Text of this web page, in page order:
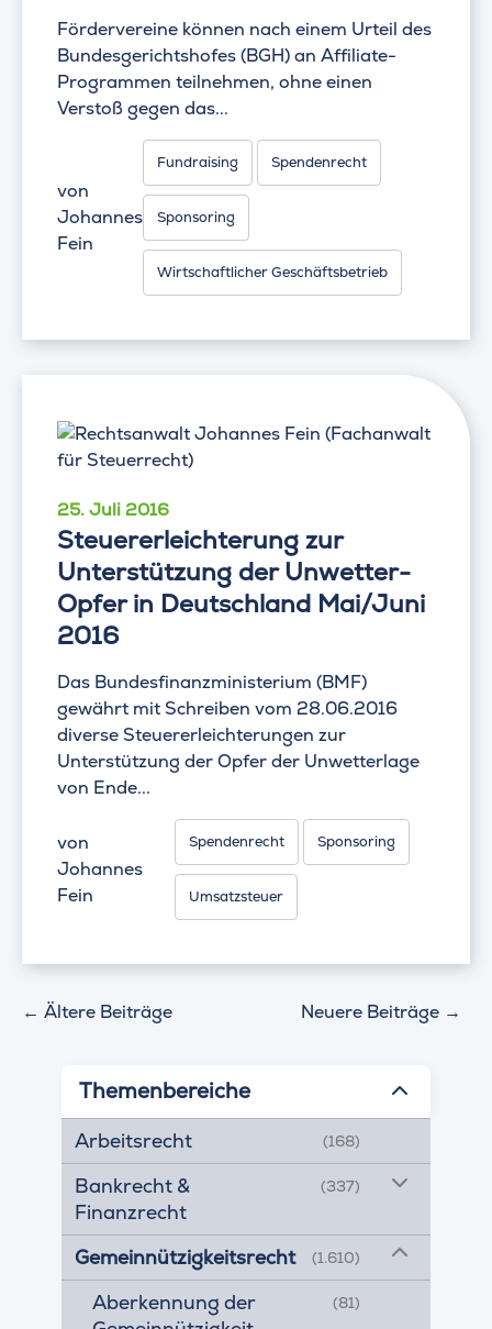
Fördervereine können nach einem Urteil des
Bundesgerichtshofes (BGH) an Affiliate-
Programmen teilnehmen, ohne einen
Verstoß gegen das...
von
Johannes
Fein
Fundraising Spendenrecht
Sponsoring
Wirtschaftlicher Geschäftsbetrieb
25. Juli 2016
Steuererleichterung zur
Unterstützung der Unwetter-
Opfer in Deutschland Mai/Juni
2016
Das Bundesfinanzministerium (BMF)
gewährt mit Schreiben vom 28.06.2016
diverse Steuererleichterungen zur
Unterstützung der Opfer der Unwetterlage
von Ende...
von
Johannes
Fein
Spendenrecht Sponsoring
Umsatzsteuer
← Ältere Beiträge Neuere Beiträge →
Themenbereiche
Arbeitsrecht (168)
Bankrecht &
Finanzrecht
(337)
Gemeinnützigkeitsrecht (1.610)
Aberkennung der
(81)